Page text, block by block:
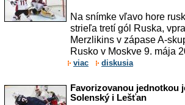
Na snímke vľavo hore
strieľa tretí gól Ruska,
Merzlikins v zápase A-
Rusko v Moskve 9. mája
viac diskusia
Favorizovanou jednotkou
Solenský i Lešťan